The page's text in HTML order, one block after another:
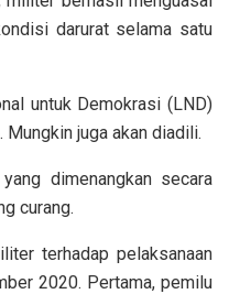
darurat selama satu
untuk Demokrasi (LND)
Mungkin juga akan diadili.
dimenangkan secara
curang.
terhadap pelaksanaan
2020. Pertama, pemilu